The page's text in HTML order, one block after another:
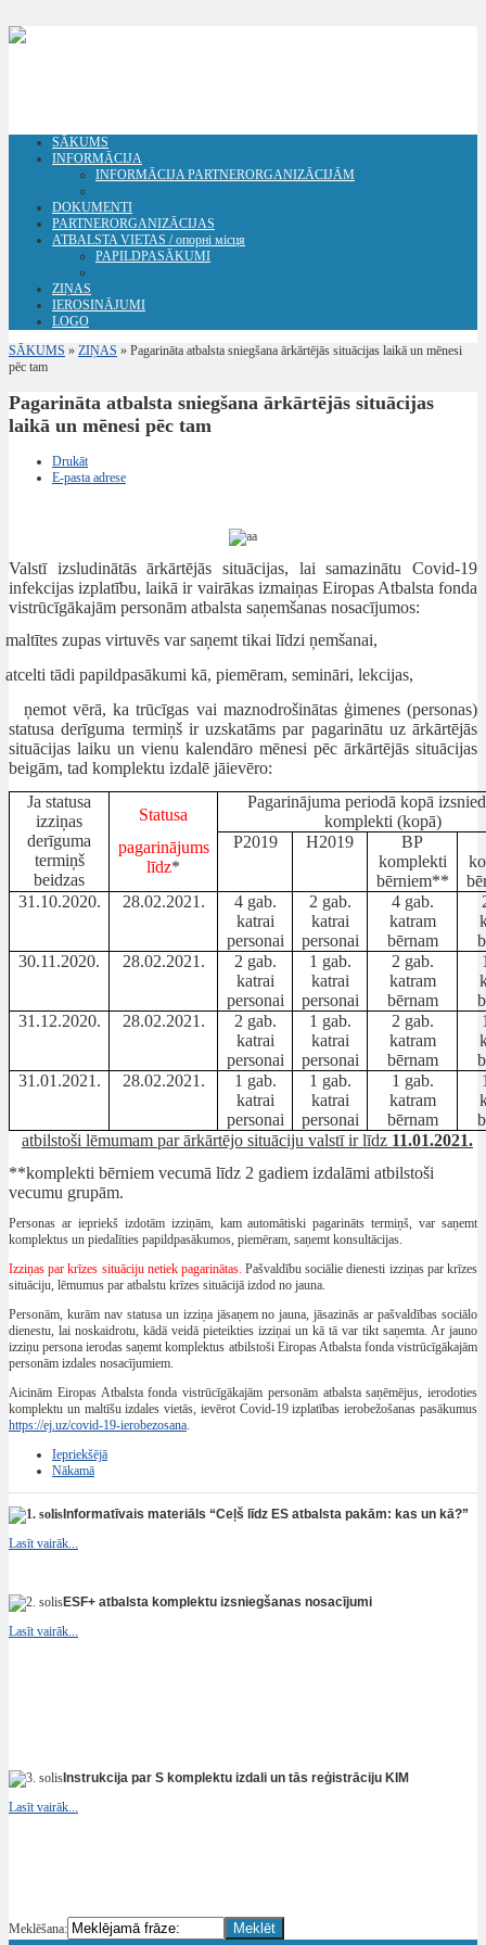
SĀKUMS
INFORMĀCIJA
INFORMĀCIJA PARTNERORGANIZĀCIJĀM
DOKUMENTI
PARTNERORGANIZĀCIJAS
ATBALSTA VIETAS / опорні місця
PAPILDPASĀKUMI
ZIŅAS
IEROSINĀJUMI
LOGO
SĀKUMS » ZIŅAS » Pagarināta atbalsta sniegšana ārkārtējās situācijas laikā un mēnesi
pēc tam
Pagarināta atbalsta sniegšana ārkārtējās situācijas
laikā un mēnesi pēc tam
Drukāt
E-pasta adrese
Valstī izsludinātās ārkārtējās situācijas, lai samazinātu Covid-19
infekcijas izplatību, laikā ir vairākas izmaiņas Eiropas Atbalsta fonda
vistrūcīgākajām personām atbalsta saņemšanas nosacījumos:
maltītes zupas virtuvēs var saņemt tikai līdzi ņemšanai,
atcelti tādi papildpasākumi kā, piemēram, semināri, lekcijas,
ņemot vērā, ka trūcīgas vai maznodrošinātas ģimenes (personas)
statusa derīguma termiņš ir uzskatāms par pagarinātu uz ārkārtējās
situācijas laiku un vienu kalendāro mēnesi pēc ārkārtējās situācijas
beigām, tad komplektu izdalē jāievēro:
Ja statusa
izziņas
derīguma
termiņš
beidzas
Statusa
pagarinājums
līdz*
Pagarinājuma periodā kopā
komplekti (kopā)
P2019
H2019
BP
komplekti
bērniem**
31.10.2020.
28.02.2021.
4 gab.
katrai
personai
2 gab.
katrai
personai
4 gab.
katram
bērnam
30.11.2020.
28.02.2021.
2 gab.
katrai
personai
1 gab.
katrai
personai
2 gab.
katram
bērnam
31.12.2020.
28.02.2021.
2 gab.
katrai
personai
1 gab.
katrai
personai
2 gab.
katram
bērnam
31.01.2021.
28.02.2021.
1 gab.
katrai
personai
1 gab.
katrai
personai
1 gab.
katram
bērnam
atbilstoši lēmumam par ārkārtējo situāciju valstī ir līdz 11.01.2021.
**komplekti bērniem vecumā līdz 2 gadiem izdalāmi atbilstoši
vecumu grupām.
Personas ar iepriekš izdotām izziņām, kam automātiski pagarināts termiņš, var saņemt
komplektus un piedalīties papildpasākumos, piemēram, saņemt konsultācijas.
Izziņas par krīzes situāciju netiek pagarinātas. Pašvaldību sociālie dienesti izziņas par krīzes
situāciju, lēmumus par atbalstu krīzes situācijā izdod no jauna.
Personām, kurām nav statusa un izziņa jāsaņem no jauna, jāsazinās ar pašvaldības sociālo
dienestu, lai noskaidrotu, kādā veidā pieteikties izziņai un kā tā var tikt saņemta. Ar jauno
izziņu persona ierodas saņemt komplektus atbilstoši Eiropas Atbalsta fonda vistrūcīgākajām
personām izdales nosacījumiem.
Aicinām Eiropas Atbalsta fonda vistrūcīgākajām personām atbalsta saņēmējus, ierodoties
komplektu un maltīšu izdales vietās, ievērot Covid-19 izplatības ierobežošanas pasākumus
https://ej.uz/covid-19-ierobezosana.
Iepriekšējā
Nākamā
Informatīvais materiāls “Ceļš līdz ES atbalsta pakām: kas un kā?”
Lasīt vairāk...
ESF+ atbalsta komplektu izsniegšanas nosacījumi
Lasīt vairāk...
Instrukcija par S komplektu izdali un tās reģistrāciju KIM
Lasīt vairāk...
Meklēšana: